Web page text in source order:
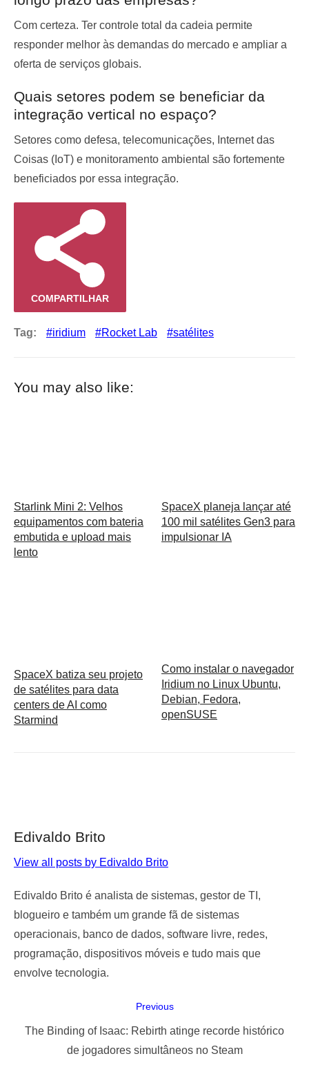
Com certeza. Ter controle total da cadeia permite
responder melhor às demandas do mercado e ampliar a
oferta de serviços globais.
Quais setores podem se beneficiar da
integração vertical no espaço?
Setores como defesa, telecomunicações, Internet das
Coisas (IoT) e monitoramento ambiental são fortemente
beneficiados por essa integração.
COMPARTILHAR
Tag: iridium Rocket Lab satélites
You may also like:
Starlink Mini 2: Velhos
equipamentos com bateria
embutida e upload mais
lento
SpaceX planeja lançar até
100 mil satélites Gen3 para
impulsionar IA
SpaceX batiza seu projeto
de satélites para data
centers de AI como
Starmind
Como instalar o navegador
Iridium no Linux Ubuntu,
Debian, Fedora,
openSUSE
Edivaldo Brito
View all posts by Edivaldo Brito
Edivaldo Brito é analista de sistemas, gestor de TI,
blogueiro e também um grande fã de sistemas
operacionais, banco de dados, software livre, redes,
programação, dispositivos móveis e tudo mais que
envolve tecnologia.
de
Previous
Previous
The Binding of Isaac: Rebirth atinge recorde histórico
de jogadores simultâneos no Steam